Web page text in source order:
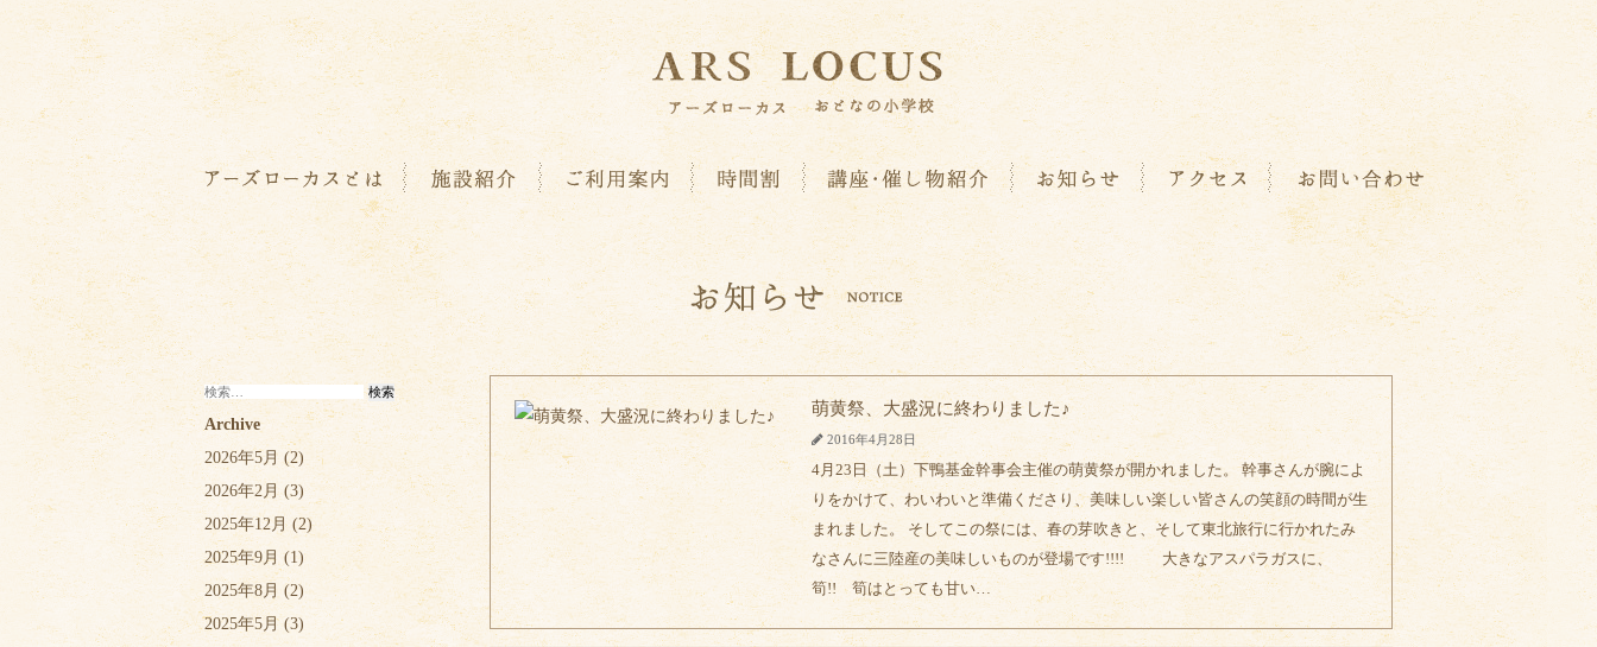
萌黄祭、大盛況に終わりました♪
2016年4月28日
4月23日（土）下鴨基金幹事会主催の萌黄祭が開かれました。 幹事さんが腕によ
りをかけて、わいわいと準備くださり、美味しい楽しい皆さんの笑顔の時間が生
まれました。 そしてこの祭には、春の芽吹きと、そして東北旅行に行かれたみ
なさんに三陸産の美味しいものが登場です!!!! 大きなアスパラガスに、
筍!! 筍はとっても甘い…
検
索:
Archive
2026年5月 (2)
2026年2月 (3)
2025年12月 (2)
2025年9月 (1)
2025年8月 (2)
2025年5月 (3)